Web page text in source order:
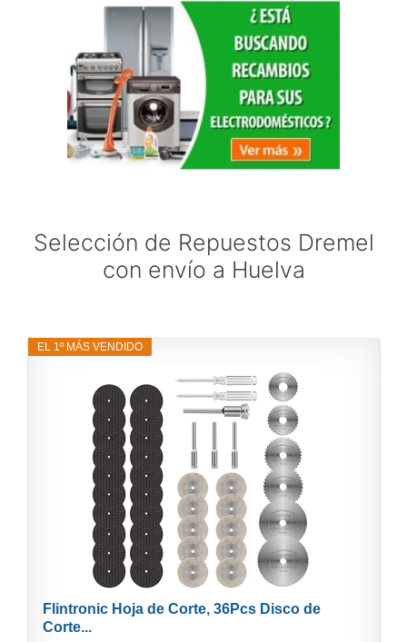
Selección de Repuestos Dremel
con envío a Huelva
EL 1º MÁS VENDIDO
Flintronic Hoja de Corte, 36Pcs Disco de
Corte...